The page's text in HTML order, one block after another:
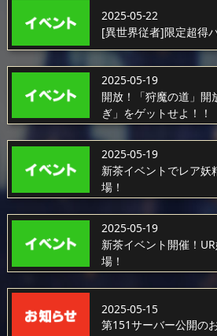
2025-05-22
[異世界従者]限定超得
2025-05-19
開放！「狩魔の道」開
ぎ」をゲットせよ！！
2025-05-19
新茶イベントでレア妖
場！
2025-05-19
新茶イベント開催！
場！
2025-05-15
第151サーバー公開の